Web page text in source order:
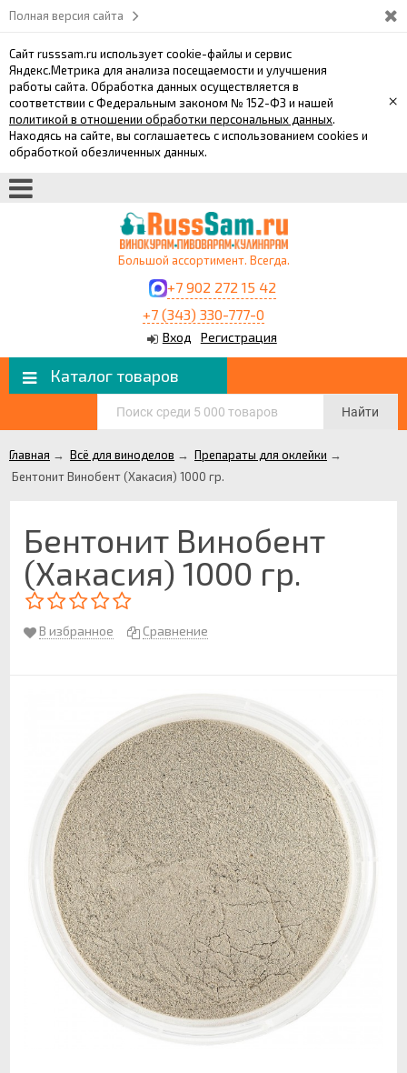
Полная версия сайта
Сайт russsam.ru использует cookie-файлы и сервис
Яндекс.Метрика для анализа посещаемости и улучшения
работы сайта. Обработка данных осуществляется в
соответствии с Федеральным законом № 152-ФЗ и нашей
политикой в отношении обработки персональных данных.
Находясь на сайте, вы соглашаетесь с использованием cookies и
обработкой обезличенных данных.
×
Большой ассортимент. Всегда.
+7 902 272 15 42
+7 (343) 330-777-0
Вход Регистрация
Каталог товаров
Найти
Главная → Всё для виноделов → Препараты для оклейки →
Бентонит Винобент (Хакасия) 1000 гр.
Бентонит Винобент
(Хакасия) 1000 гр.
В избранное Сравнение